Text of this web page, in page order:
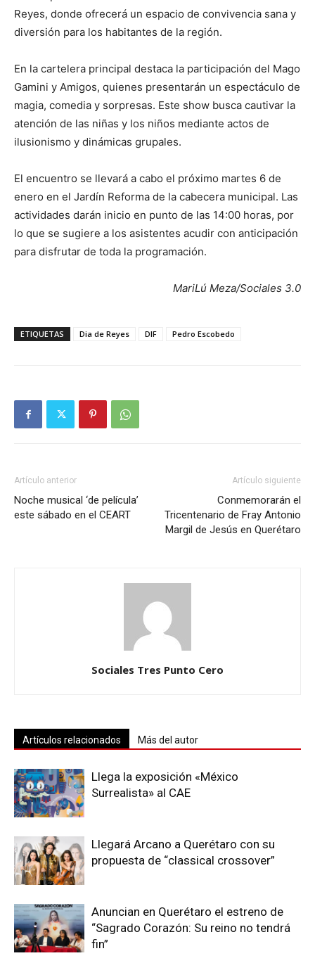
Reyes, donde ofrecerá un espacio de convivencia sana y
diversión para los habitantes de la región.
En la cartelera principal destaca la participación del Mago
Gamini y Amigos, quienes presentarán un espectáculo de
magia, comedia y sorpresas. Este show busca cautivar la
atención de las niñas y los niños mediante actos de
ilusionismo y dinámicas grupales.
El encuentro se llevará a cabo el próximo martes 6 de
enero en el Jardín Reforma de la cabecera municipal. Las
actividades darán inicio en punto de las 14:00 horas, por
lo que se sugiere a los asistentes acudir con anticipación
para disfrutar de toda la programación.
MariLú Meza/Sociales 3.0
ETIQUETAS Dia de Reyes DIF Pedro Escobedo
Artículo anterior
Noche musical ‘de película’
este sábado en el CEART
Artículo siguiente
Conmemorarán el
Tricentenario de Fray Antonio
Margil de Jesús en Querétaro
Sociales Tres Punto Cero
Artículos relacionados Más del autor
Llega la exposición «México
Surrealista» al CAE
Llegará Arcano a Querétaro con su
propuesta de “classical crossover”
Anuncian en Querétaro el estreno de
“Sagrado Corazón: Su reino no tendrá
fin”